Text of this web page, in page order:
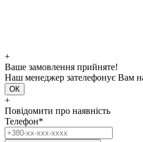
+
Ваше замовлення прийняте!
Наш менеджер зателефонує Вам
ОК
+
Повідомити про наявність
Телефон*